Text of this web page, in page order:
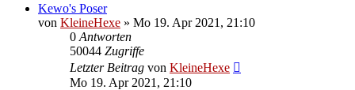
Kewo's Poser
von KleineHexe » Mo 19. Apr 2021, 21:10
0 Antworten
50044 Zugriffe
Letzter Beitrag von KleineHexe
Mo 19. Apr 2021, 21:10